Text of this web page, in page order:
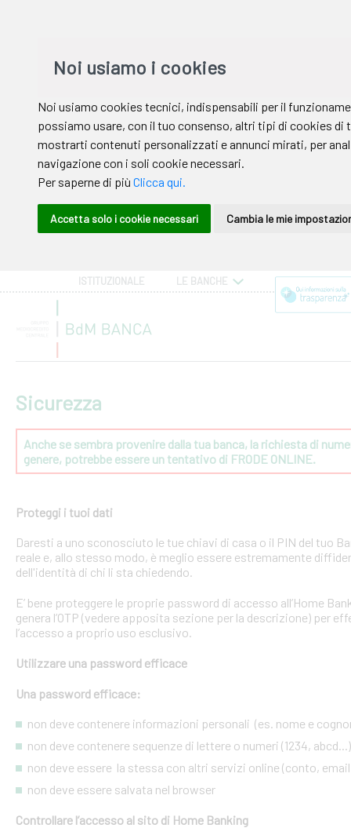
ISTITUZIONALE LE BANCHE
Sicurezza
Anche se sembra provenire dalla tua banca, la richiesta di
genere, potrebbe essere un tentativo di FRODE ONLINE.
Proteggi i tuoi dati
Daresti a uno sconosciuto le tue chiavi di casa o il PIN del tuo
reale e, allo stesso modo, è meglio essere estremamente
dell'identità di chi li sta chiedendo.
E’ bene proteggere le proprie password di accesso all’Home
genera l’OTP (vedere apposita sezione per la descrizione) per
l’accesso a proprio uso esclusivo.
Utilizzare una password efficace
Una password efficace:
non deve contenere informazioni personali (es. nome e
non deve contenere sequenze di lettere o numeri (1234, abcd...)
non deve essere la stessa con altri servizi online (conto,
non deve essere salvata nel browser
Controllare l’accesso al sito di Home Banking